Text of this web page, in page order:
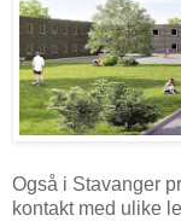
Også i Stavanger
kontakt med ulike